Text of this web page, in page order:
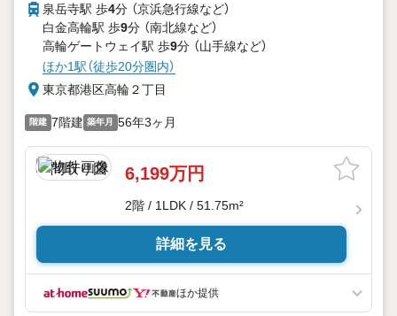
泉岳寺駅 歩4分 （京浜急行線など）
白金高輪駅 歩9分 （南北線など）
高輪ゲートウェイ駅 歩9分 （山手線など）
ほか1駅（徒歩20分圏内）
東京都港区高輪２丁目
階建 7階建 築年月 56年3ヶ月
6,199万円
2階 / 1LDK / 51.75m²
詳細を見る
ほか提供